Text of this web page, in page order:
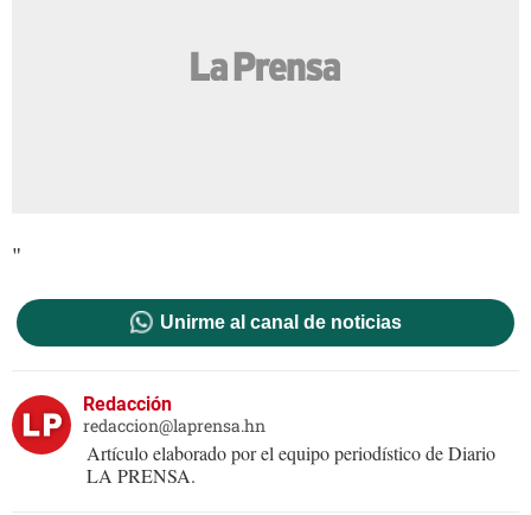
"
Unirme al canal de noticias
Redacción
redaccion@laprensa.hn
Artículo elaborado por el equipo periodístico de Diario
LA PRENSA.